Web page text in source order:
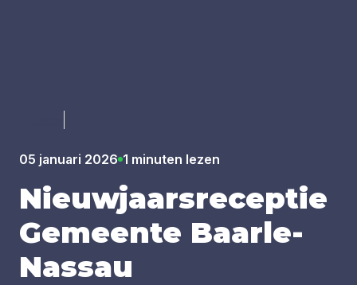
05 januari 2026 1 minuten lezen
Nieuw­jaars­re­cep­tie
Gemeen­te Baar­le-
Nas­sau